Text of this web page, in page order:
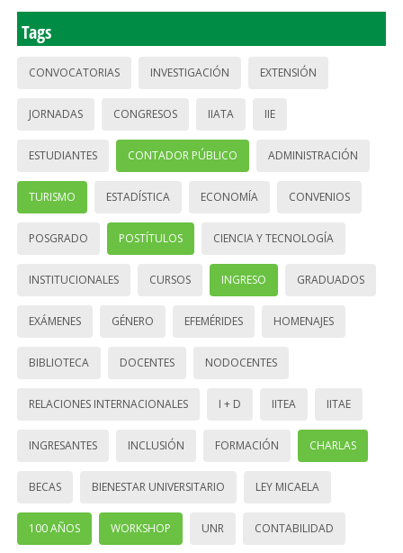
Tags
CONVOCATORIAS INVESTIGACIÓN EXTENSIÓN
JORNADAS CONGRESOS IIATA IIE
ESTUDIANTES CONTADOR PÚBLICO ADMINISTRACIÓN
TURISMO ESTADÍSTICA ECONOMÍA CONVENIOS
POSGRADO POSTÍTULOS CIENCIA Y TECNOLOGÍA
INSTITUCIONALES CURSOS INGRESO GRADUADOS
EXÁMENES GÉNERO EFEMÉRIDES HOMENAJES
BIBLIOTECA DOCENTES NODOCENTES
RELACIONES INTERNACIONALES I + D IITEA IITAE
INGRESANTES INCLUSIÓN FORMACIÓN CHARLAS
BECAS BIENESTAR UNIVERSITARIO LEY MICAELA
100 AÑOS WORKSHOP UNR CONTABILIDAD